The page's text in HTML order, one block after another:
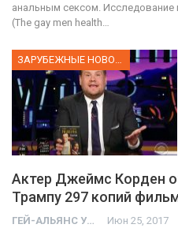
анальным сексом. Исследование
(Тhe gay men health…
ЗАРУБЕЖНЫЕ НОВОСТИ
Актер Джеймс Корден
Трампу 297 копий
ГЕЙ-АЛЬЯНС УКРАИНА Июн 25, 2017